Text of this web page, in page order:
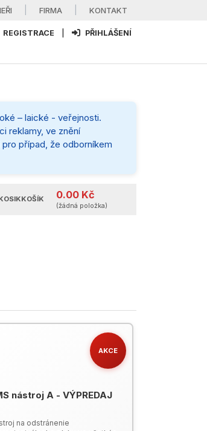
FIRMA KONTAKT
REGISTRACE PŘIHLÁŠENÍ
– laické - veřejnosti.
reklamy, ve znění
případ, že odborníkem
KOŠÍK 0.00 Kč
(žádná položka)
AKCE
nástroj A - VÝPREDAJ
na odstránenie